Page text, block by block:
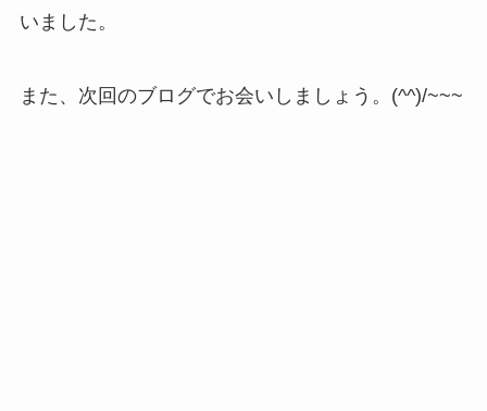
いました。
また、次回のブログでお会いしましょう。(^^)/~~~